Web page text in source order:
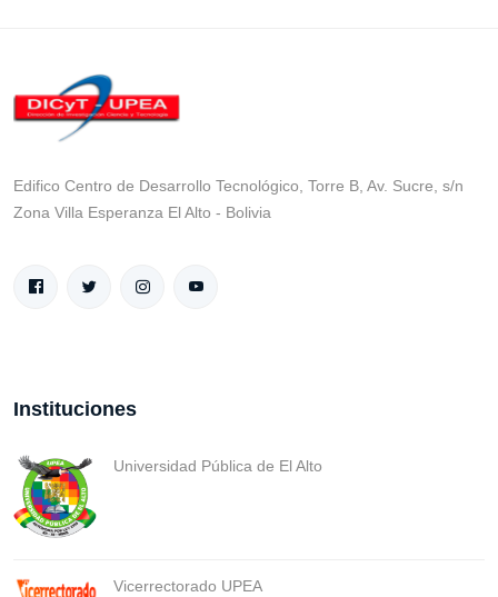
Edifico Centro de Desarrollo Tecnológico, Torre B, Av. Sucre, s/n
Zona Villa Esperanza El Alto - Bolivia
Instituciones
Universidad Pública de El Alto
Vicerrectorado UPEA